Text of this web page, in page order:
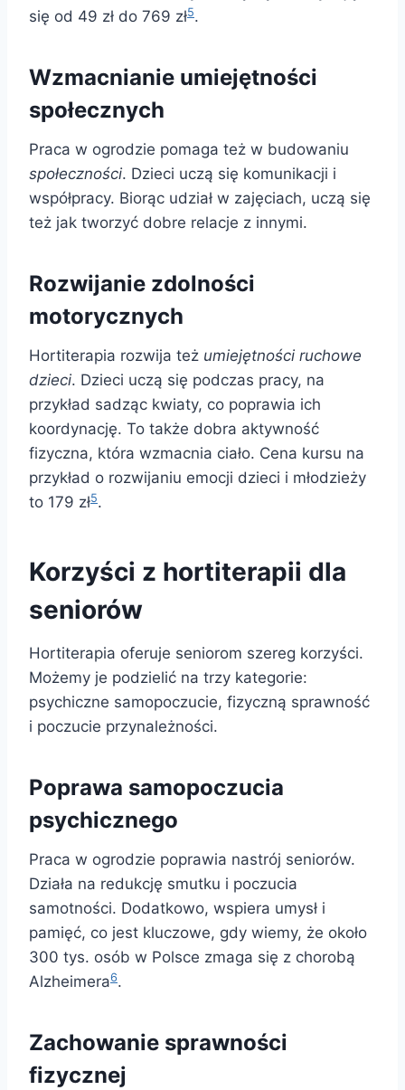
się od 49 zł do 769 zł5.
Wzmacnianie umiejętności
społecznych
Praca w ogrodzie pomaga też w budowaniu
społeczności. Dzieci uczą się komunikacji i
współpracy. Biorąc udział w zajęciach, uczą się
też jak tworzyć dobre relacje z innymi.
Rozwijanie zdolności
motorycznych
Hortiterapia rozwija też umiejętności ruchowe
dzieci. Dzieci uczą się podczas pracy, na
przykład sadząc kwiaty, co poprawia ich
koordynację. To także dobra aktywność
fizyczna, która wzmacnia ciało. Cena kursu na
przykład o rozwijaniu emocji dzieci i młodzieży
to 179 zł5.
Korzyści z hortiterapii dla
seniorów
Hortiterapia oferuje seniorom szereg korzyści.
Możemy je podzielić na trzy kategorie:
psychiczne samopoczucie, fizyczną sprawność
i poczucie przynależności.
Poprawa samopoczucia
psychicznego
Praca w ogrodzie poprawia nastrój seniorów.
Działa na redukcję smutku i poczucia
samotności. Dodatkowo, wspiera umysł i
pamięć, co jest kluczowe, gdy wiemy, że około
300 tys. osób w Polsce zmaga się z chorobą
Alzheimera6.
Zachowanie sprawności
fizycznej